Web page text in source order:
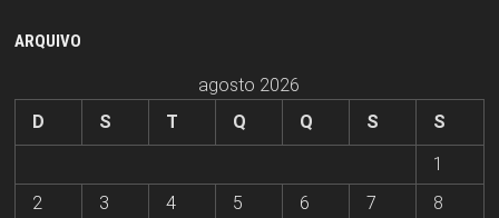
ARQUIVO
agosto 2026
D
S T Q Q S
S
1
2
3 4 5 6 7 8